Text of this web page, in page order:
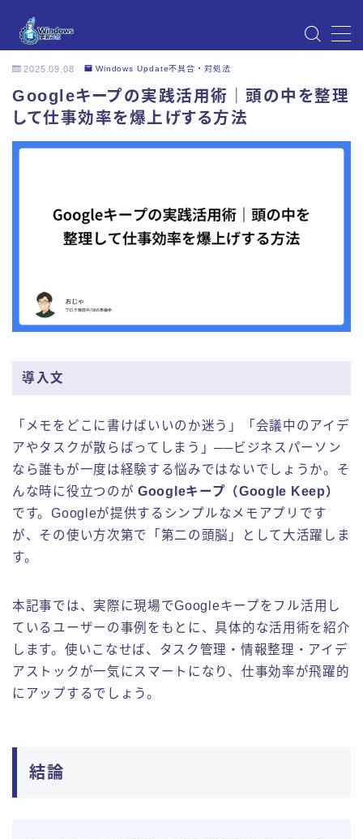
Instagram
Windows Updateの不具合・エラー対処法まとめ
【Windows11対応】
アクセス
トップページ
プライバシーポリシー
プロフィール
利用規約／特定商取引法に基づく表記
有料記事の決済完了ページ
運営者情報
2025.09.08 Windows Update不具合・対処法
Googleキープの実践活用術｜頭の中を整理
して仕事効率を爆上げする方法
導入文
「メモをどこに書けばいいのか迷う」「会議中のアイデ
アやタスクが散らばってしまう」──ビジネスパーソン
なら誰もが一度は経験する悩みではないでしょうか。そ
んな時に役立つのが Googleキープ（Google Keep）
です。Googleが提供するシンプルなメモアプリです
が、その使い方次第で「第二の頭脳」として大活躍しま
す。
本記事では、実際に現場でGoogleキープをフル活用し
ているユーザーの事例をもとに、具体的な活用術を紹介
します。使いこなせば、タスク管理・情報整理・アイデ
アストックが一気にスマートになり、仕事効率が飛躍的
にアップするでしょう。
結論